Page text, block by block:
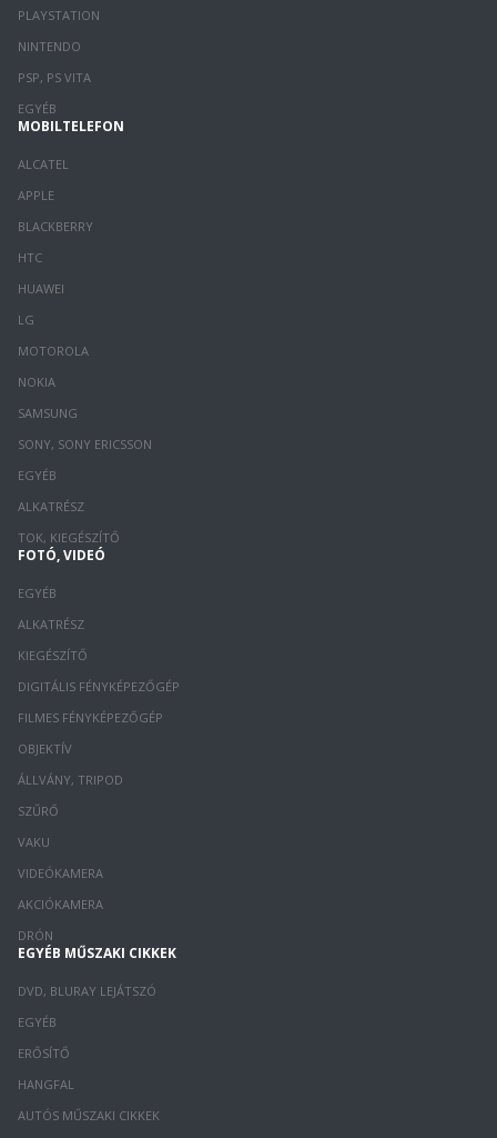
PLAYSTATION
NINTENDO
PSP, PS VITA
EGYÉB
MOBILTELEFON
ALCATEL
APPLE
BLACKBERRY
HTC
HUAWEI
LG
MOTOROLA
NOKIA
SAMSUNG
SONY, SONY ERICSSON
EGYÉB
ALKATRÉSZ
TOK, KIEGÉSZÍTŐ
FOTÓ, VIDEÓ
EGYÉB
ALKATRÉSZ
KIEGÉSZÍTŐ
DIGITÁLIS FÉNYKÉPEZŐGÉP
FILMES FÉNYKÉPEZŐGÉP
OBJEKTÍV
ÁLLVÁNY, TRIPOD
SZŰRŐ
VAKU
VIDEÓKAMERA
AKCIÓKAMERA
DRÓN
EGYÉB MŰSZAKI CIKKEK
DVD, BLURAY LEJÁTSZÓ
EGYÉB
ERŐSÍTŐ
HANGFAL
AUTÓS MŰSZAKI CIKKEK